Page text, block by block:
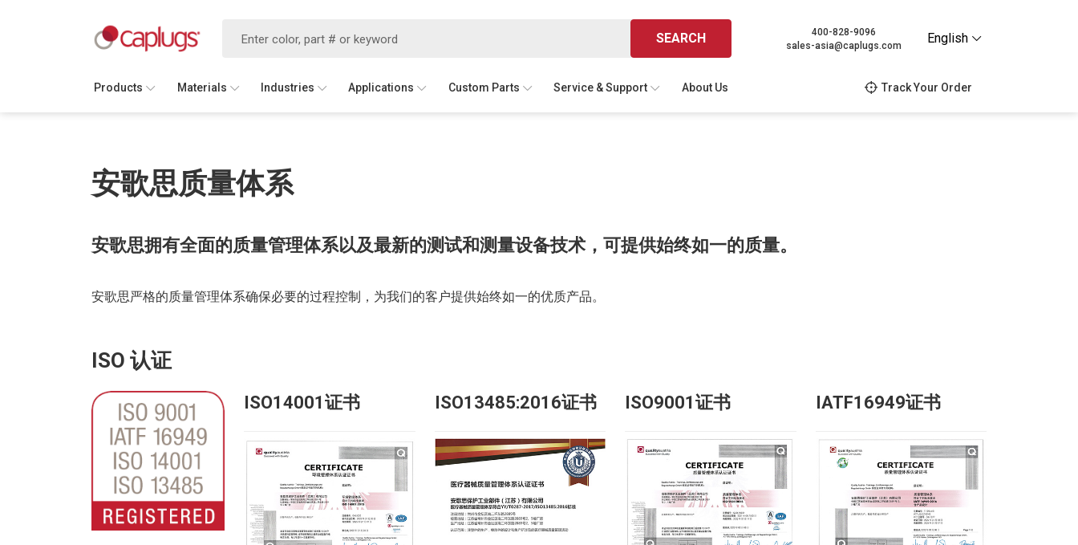
SEARCH
400-828-9096
sales-asia@caplugs.com
English
Products Materials Industries Applications Custom Parts Service & Support About Us Track Your Order
安歌思质量体系
安歌思拥有全面的质量管理体系以及最新的测试和测量设备技术，可提供始终如一的质量。
安歌思严格的质量管理体系确保必要的过程控制，为我们的客户提供始终如一的优质产品。
ISO 认证
ISO14001证书 ISO13485:2016证书 ISO9001证书 IATF16949证书